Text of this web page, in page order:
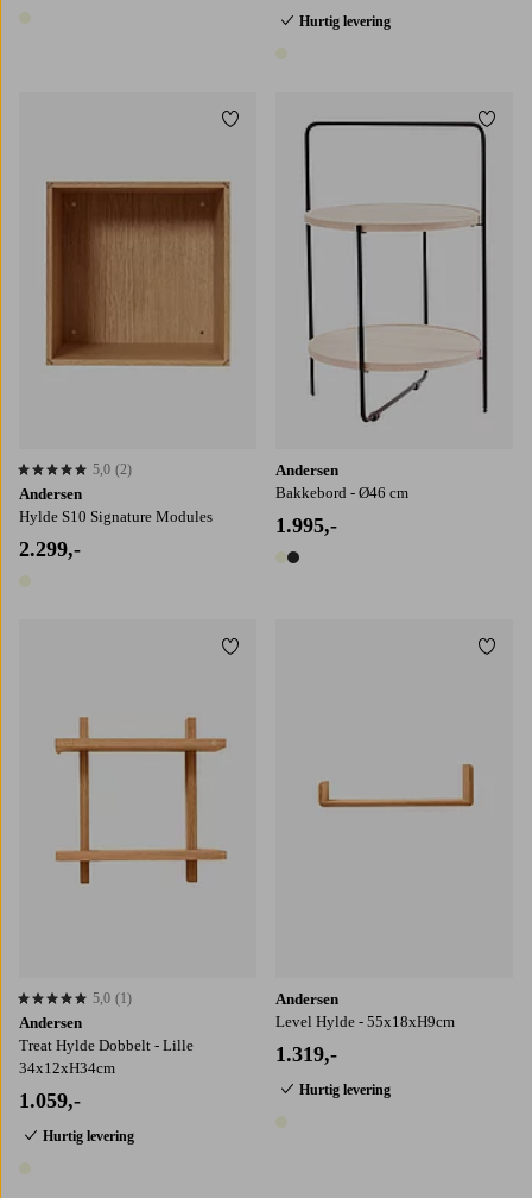
Hurtig levering
Andersen
Hylde S10 Signature Modules
2.299,-
5,0 baseret på 2 bedømmelser
5,0 (2)
Tilføj til favoritter
Andersen
Bakkebord - Ø46 cm
1.995,-
2 farver
Andersen
Treat Hylde Dobbelt - Lille
34x12xH34cm
1.059,-
Hurtig levering
5,0 baseret på 1 bedømmelser
5,0 (1)
Tilføj til favoritter
Andersen
Level Hylde - 55x18xH9cm
1.319,-
Hurtig levering